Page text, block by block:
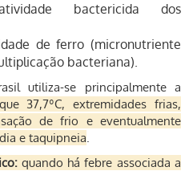
bactericida dos
de ferro (micronutriente
bacteriana).
utiliza-se principalmente a
37,7ºC, extremidades frias,
de frio e eventualmente
e taquipneia.
quando há febre associada a